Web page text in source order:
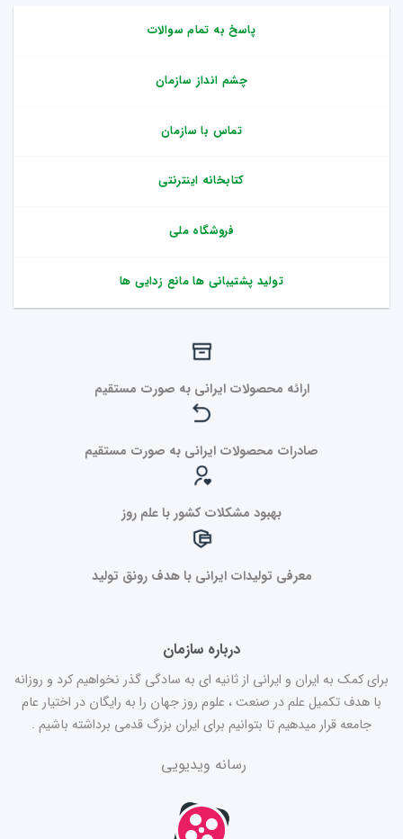
پاسخ به تمام سوالات
چشم انداز سازمان
تماس با سازمان
کتابخانه اینترنتی
فروشگاه ملی
تولید پشتیبانی ها مانع زدایی ها
ارائه محصولات ایرانی به صورت مستقیم
صادرات محصولات ایرانی به صورت مستقیم
بهبود مشکلات کشور با علم روز
معرفی تولیدات ایرانی با هدف رونق تولید
درباره سازمان
برای کمک به ایران و ایرانی از ثانیه ای به سادگی گذر نخواهیم کرد و روزانه
با هدف تکمیل علم در صنعت ، علوم روز جهان را به رایگان در اختیار عام
جامعه قرار میدهیم تا بتوانیم برای ایران بزرگ قدمی برداشته باشیم .
رسانه ویدیویی